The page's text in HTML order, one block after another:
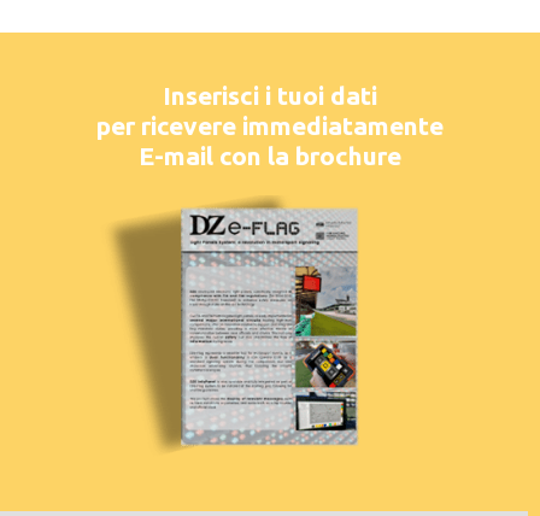
Inserisci i tuoi dati
per ricevere immediatamente
E-mail con la brochure